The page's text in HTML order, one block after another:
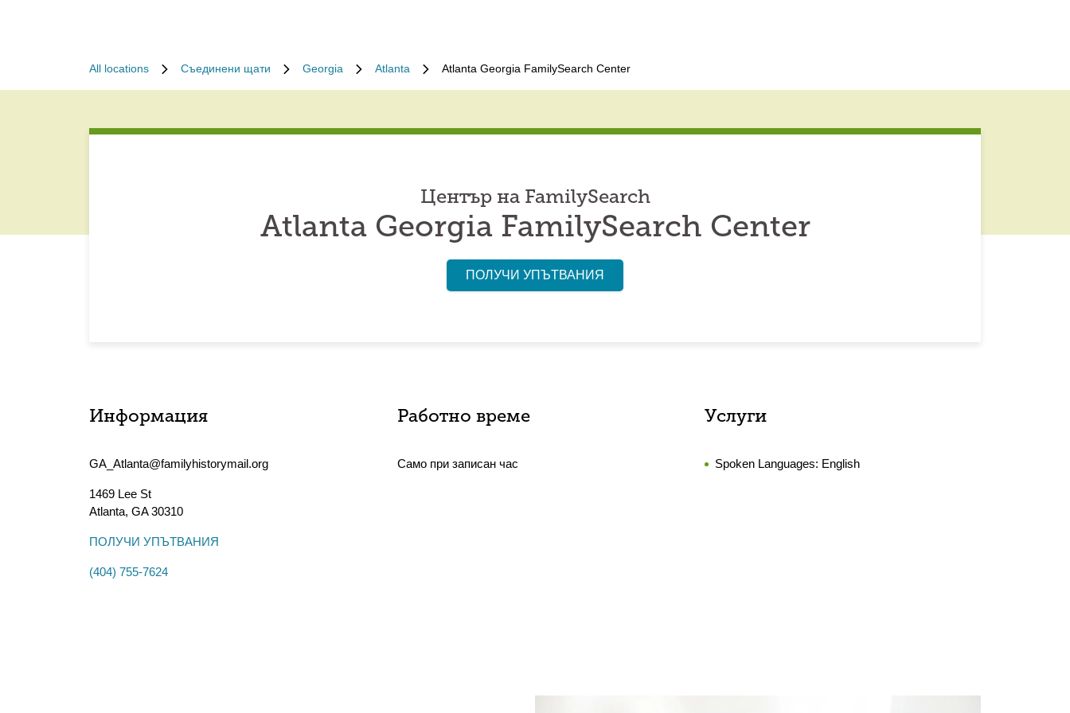
All locations Съединени щати Georgia Atlanta Atlanta Georgia FamilySearch Center
Център на FamilySearch
Atlanta Georgia FamilySearch Center
ПОЛУЧИ УПЪТВАНИЯ
Информация
GA_Atlanta@familyhistorymail.org
1469 Lee St
Atlanta, GA30310
ПОЛУЧИ УПЪТВАНИЯ
(404) 755-7624
Работно време
Само при записан час
Услуги
Spoken Languages: English